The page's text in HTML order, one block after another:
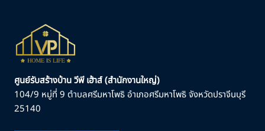
ศูนย์รับสร้างบ้าน วีพี เฮ้าส์ (สำนักงานใหญ่)
104/9 หมู่ที่ 9 ตำบลศรีมหาโพธิ อำเภอศรีมหาโพธิ จังหวัดปราจีนบุรี
25140